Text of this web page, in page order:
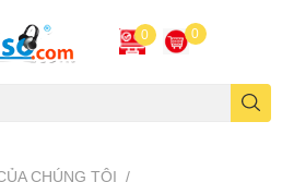
0 0
CHÚNG TÔI /